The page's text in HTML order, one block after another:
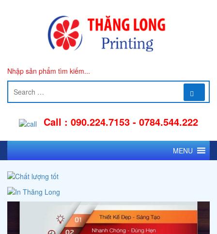
Nhập sản phẩm tìm kiếm...
Call : 090.224.7153 - 0784.544.222
MENU